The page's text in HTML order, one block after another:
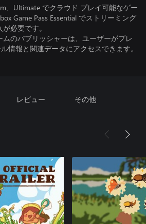
、Ultimate でクラウド プレイ可能なゲー
Game Pass Essential でストリーミング
必要です。
のパブリッシャーは、ユーザーがプレ
情報と関連データにアクセスできます。
レビュー その他